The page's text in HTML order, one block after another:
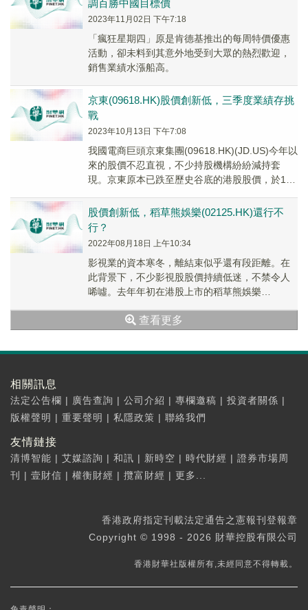
調百勝中國目標價
2023年11月02日 下午7:18
「瘋狂星期四」原是肯德基推出的每周特價優惠
活動，卻未料到其意外地受到大眾的熱烈歡迎，
銷售業績水漲船高。
京東(09618.HK)股價創新低，三季度業績存挑
戰
2023年10月13日 下午7:08
我國電商巨頭京東集團(09618.HK)(JD.US)今年以
來的股價不忍直視，不少持股機構紛紛減持套
現。京東原本已跌至歷史谷底的港股股價，於10
股價創新低，稻草熊娛樂(02125.HK)還行不
行？
2022年08月18日 上午10:34
影視業的資本寒冬，離結束似乎還有段距離。在
此背景下，不少影視股股價持續低迷，不禁令人
唏噓。去年年初在港股上市的稻草熊娛樂
者」，但... 查看更多
相關訊息
法定公告欄 | 廣告查詢 | 公司介紹 | 專欄邀稿 | 投資者關係 |
版權聲明 | 重要聲明 | 私隱政策 | 聯絡我們
友情鏈接
清博智能 | 艾媒諮詢 | 和訊 | 新時空 | 時代財經 | 證券市場周
刊
| 壹財信 | 權衡財經 | 攬富財經 | 更多...
香港政府指定刊載法定通告之憲報刊登報章
Copyright © 1998 - 2026 財華控股有限公司
香港財華社版權所有,未經同意不得轉載。